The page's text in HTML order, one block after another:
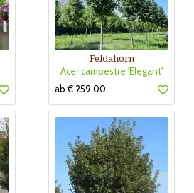
Feldahorn
Acer campestre 'Elegant'
ab € 259,00